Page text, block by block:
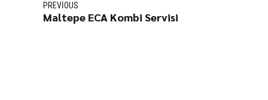
PREVIOUS
Maltepe ECA Kombi Servisi